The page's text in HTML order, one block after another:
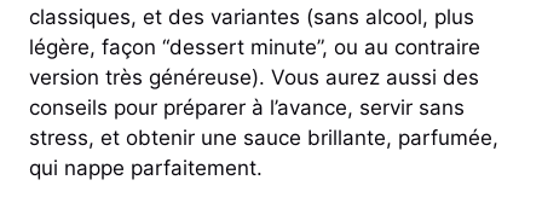
classiques, et des variantes (sans alcool, plus
légère, façon “dessert minute”, ou au contraire
version très généreuse). Vous aurez aussi des
conseils pour préparer à l’avance, servir sans
stress, et obtenir une sauce brillante, parfumée,
qui nappe parfaitement.